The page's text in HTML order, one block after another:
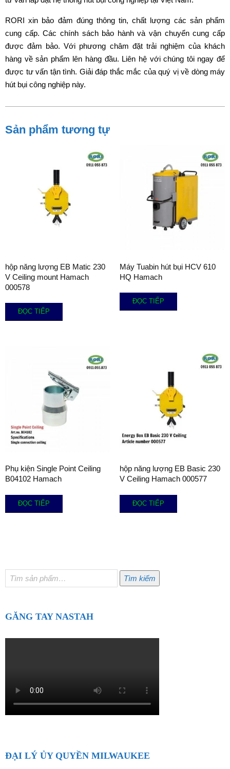
RORI xin bảo đảm đúng thông tin, chất lượng các sản phẩm
cung cấp. Các chính sách bảo hành và vận chuyển cung cấp
được đảm bảo. Với phương châm đặt trải nghiệm của khách
hàng về sản phẩm lên hàng đầu. Liên hệ với chúng tôi ngay để
được tư vấn tận tình. Giải đáp thắc mắc của quý vị về dòng máy
hút bụi công nghiệp này.
Sản phẩm tương tự
hộp năng lượng EB Matic 230
V Ceiling mount Hamach
000578
ĐỌC TIẾP
Máy Tuabin hút bụi HCV 610
HQ Hamach
ĐỌC TIẾP
Phụ kiện Single Point Ceiling
B04102 Hamach
ĐỌC TIẾP
hộp năng lượng EB Basic 230
V Ceiling Hamach 000577
ĐỌC TIẾP
Tìm
kiếm:
Tìm kiếm
GĂNG TAY NASTAH
ĐẠI LÝ ỦY QUYỀN MILWAUKEE